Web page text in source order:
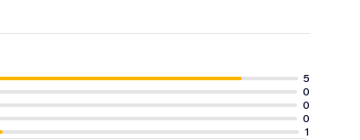
5
0
0
0
1